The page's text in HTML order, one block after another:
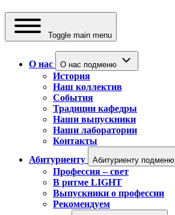
Toggle main menu
О нас О нас подменю
История
Наш коллектив
События
Традиции кафедры
Наши выпускники
Наши лаборатории
Контакты
Абитуриенту
Абитуриенту подменю
Профессия – свет
В ритме LIGHT
Выпускники о профессии
Рекомендуем